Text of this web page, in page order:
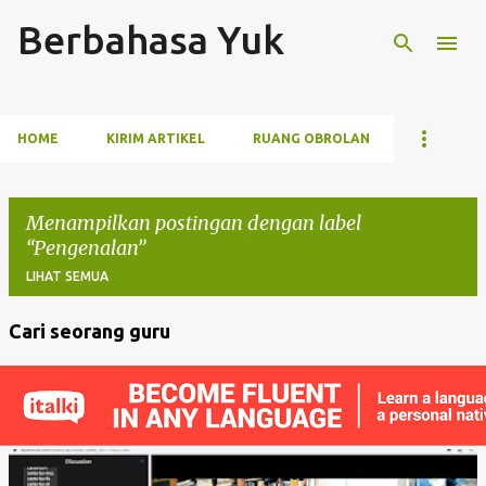
Langsung ke konten utama
Berbahasa Yuk
HOME KIRIM ARTIKEL RUANG OBROLAN
Menampilkan postingan dengan label
Pengenalan
LIHAT SEMUA
t
Cari seorang guru